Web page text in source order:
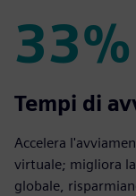
33%
33%
Tempi di
Accelera
virtuale; migliora la
globale,